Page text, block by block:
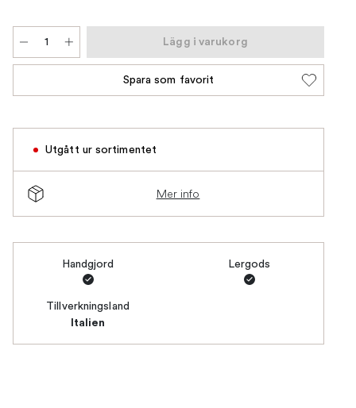
Lägg i varukorg
Spara som favorit
Utgått ur sortimentet
Mer info
Handgjord Lergods
Tillverkningsland
Italien